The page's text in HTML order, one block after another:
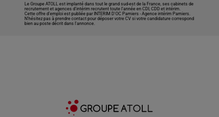
Le Groupe ATOLL est implanté dans tout le grand sud-est de la France, ses cabinets de
recrutement et agences d’intérim recrutent toute l’année en CDI, CDD et intérim.
Cette offre d’emploi est publiée par INTERIM D'OC Pamiers -Agence intérim Pamiers.
N’hésitez pas à prendre contact pour déposer votre CV si votre candidature correspond
bien au poste décrit dans l'annonce.